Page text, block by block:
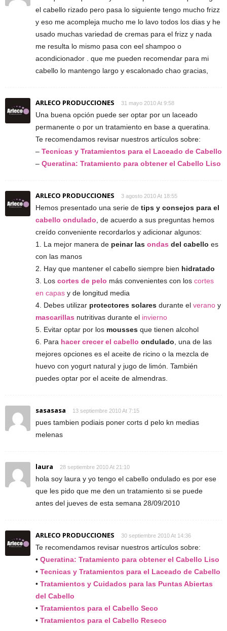
el cabello rizado pero pasa lo siguiente tengo mucho frizz
y eso me acompleja mucho me lo lavo todos los dias y he
usado muchas variedad de cremas para el frizz y nada
me resulta lo mismo pasa con eel shampoo o
acondicionador . que me pueden recomendar para mi
cabello lo mantengo largo y escalonado chao gracias,
ARLECO PRODUCCIONES 31 mayo 2010 At 9:58
Una buena opción puede ser optar por un laceado
permanente o por un tratamiento en base a queratina.
Te recomendamos revisar nuestros artículos sobre:
– Tecnicas y Tratamientos para el Laceado de Cabello
– Queratina: Tratamiento para obtener el Cabello Liso
ARLECO PRODUCCIONES 3 agosto 2010 At 18:55
Hemos presentado una serie de tips y consejos para el
cabello ondulado , de acuerdo a sus preguntas hemos
creído conveniente recordarlos y adicionar algunos:
1. La mejor manera de peinar las ondas del cabello es
con las manos
2. Hay que mantener el cabello siempre bien hidratado
3. Los cortes de pelo más convenientes con los cortes
en capas y de longitud media
4. Debes utilizar protectores solares durante el verano y
mascarillas nutritivas durante el invierno
5. Evitar optar por los mousses que tienen alcohol
6. Para hacer crecer el cabello ondulado , una de las
mejores opciones es el aceite de ricino o la mezcla de
huevo con yogurt natural y jugo de limón. También
puedes optar por el aceite de almendras.
sasasasa 13 septiembre 2010 At 7:15
pues tambien podiais poner corts d pelo kn medias
melenas
laura 28 septiembre 2010 At 21:10
hola soy laura y yo tengo el cabello ondulado es por ese
que les pido que me den un tratamiento si se puede
antes del jueves de esta semana 28/09/2010
ARLECO PRODUCCIONES 30 septiembre 2010 At 14:36
Te recomendamos revisar nuestros artículos sobre:
• Queratina: Tratamiento para obtener el Cabello Liso
• Tecnicas y Tratamientos para el Laceado de Cabello
• Tratamientos y Cuidados para las Puntas Abiertas
del Cabello
• Tratamientos para el Cabello Seco
• Tratamientos para el Cabello Reseco